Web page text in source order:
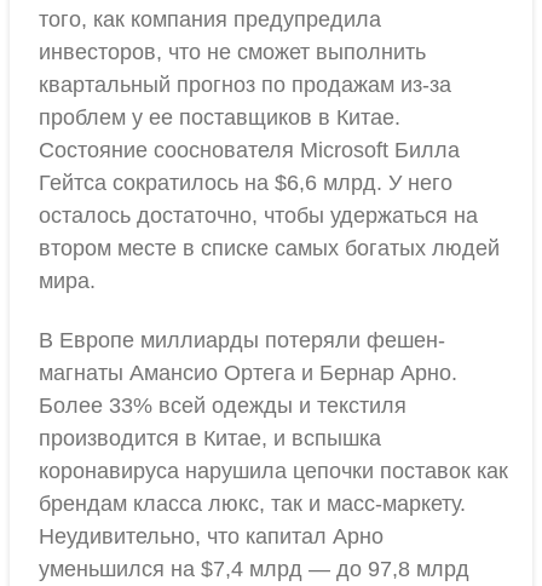
того, как компания предупредила
инвесторов, что не сможет выполнить
квартальный прогноз по продажам из-за
проблем у ее поставщиков в Китае.
Состояние сооснователя Microsoft Билла
Гейтса сократилось на $6,6 млрд. У него
осталось достаточно, чтобы удержаться на
втором месте в списке самых богатых людей
мира.
В Европе миллиарды потеряли фешен-
магнаты Амансио Ортега и Бернар Арно.
Более 33% всей одежды и текстиля
производится в Китае, и вспышка
коронавируса нарушила цепочки поставок как
брендам класса люкс, так и масс-маркету.
Неудивительно, что капитал Арно
уменьшился на $7,4 млрд — до 97,8 млрд